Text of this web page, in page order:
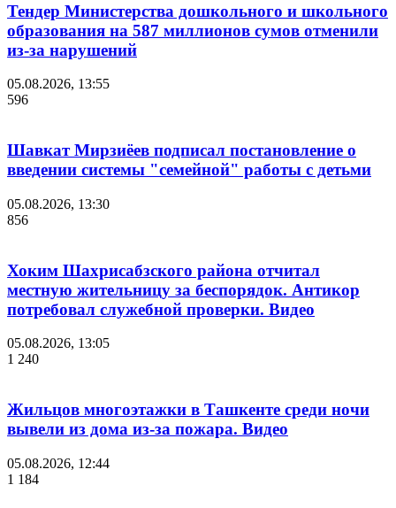
Тендер Министерства дошкольного и школьного
образования на 587 миллионов сумов отменили
из-за нарушений
05.08.2026, 13:55
596
Шавкат Мирзиёев подписал постановление о
введении системы "семейной" работы с детьми
05.08.2026, 13:30
856
Хоким Шахрисабзского района отчитал
местную жительницу за беспорядок. Антикор
потребовал служебной проверки. Видео
05.08.2026, 13:05
1 240
Жильцов многоэтажки в Ташкенте среди ночи
вывели из дома из-за пожара. Видео
05.08.2026, 12:44
1 184